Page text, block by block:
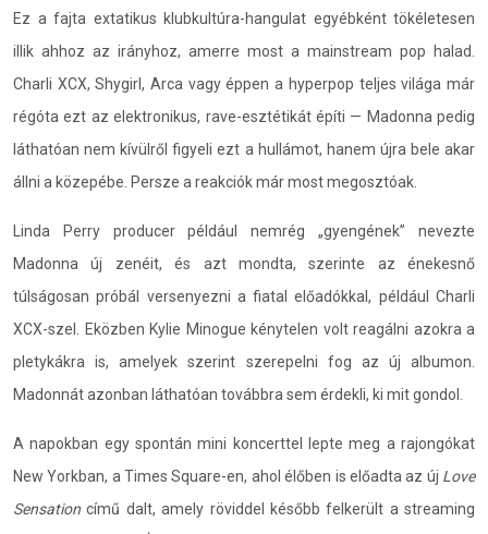
Ez a fajta extatikus klubkultúra-hangulat egyébként tökéletesen
illik ahhoz az irányhoz, amerre most a mainstream pop halad.
Charli XCX, Shygirl, Arca vagy éppen a hyperpop teljes világa már
régóta ezt az elektronikus, rave-esztétikát építi — Madonna pedig
láthatóan nem kívülről figyeli ezt a hullámot, hanem újra bele akar
állni a közepébe. Persze a reakciók már most megosztóak.
Linda Perry producer például nemrég „gyengének” nevezte
Madonna új zenéit, és azt mondta, szerinte az énekesnő
túlságosan próbál versenyezni a fiatal előadókkal, például Charli
XCX-szel. Eközben Kylie Minogue kénytelen volt reagálni azokra a
pletykákra is, amelyek szerint szerepelni fog az új albumon.
Madonnát azonban láthatóan továbbra sem érdekli, ki mit gondol.
A napokban egy spontán mini koncerttel lepte meg a rajongókat
New Yorkban, a Times Square-en, ahol élőben is előadta az új Love
Sensation című dalt, amely röviddel később felkerült a streaming